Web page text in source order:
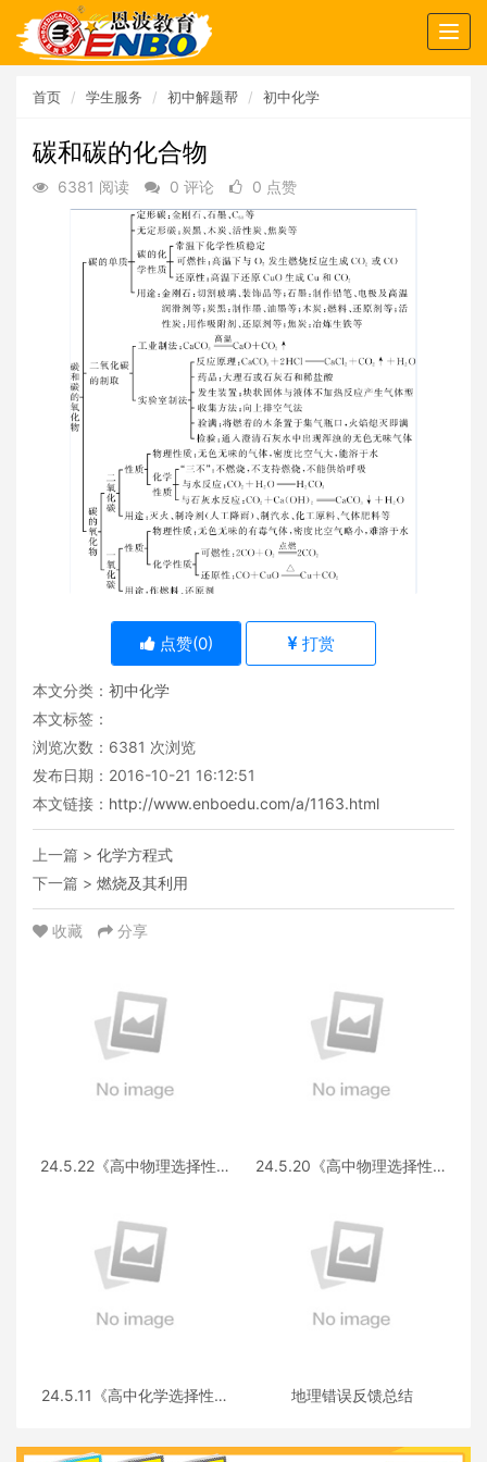
首页 学生服务 初中解题帮 初中化学
碳和碳的化合物
6381 阅读 0 评论 0 点赞
点赞(0) 打赏
本文分类： 初中化学
本文标签：
浏览次数： 6381 次浏览
发布日期：2016-10-21 16:12:51
本文链接： http://www.enboedu.com/a/1163.html
上一篇 > 化学方程式
下一篇 > 燃烧及其利用
收藏 分享
24.5.22《高中物理选择性必
24.5.20《高中物理选择性必
24.5.11《高中化学选择性必
地理错误反馈总结